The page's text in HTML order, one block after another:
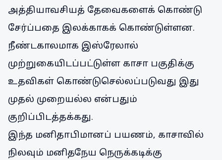
அத்தியாவசியத் தேவைகளைக் கொண்டு
சேர்ப்பதை இலக்காகக் கொண்டுள்ளன.
நீண்டகாலமாக இஸ்ரேலால்
முற்றுகையிடப்பட்டுள்ள காசா பகுதிக்கு
உதவிகள் கொண்டுசெல்லப்படுவது இது
முதல் முறையல்ல என்பதும்
குறிப்பிடத்தக்கது.
இந்த மனிதாபிமானப் பயணம், காசாவில்
நிலவும் மனிதநேய நெருக்கடிக்கு